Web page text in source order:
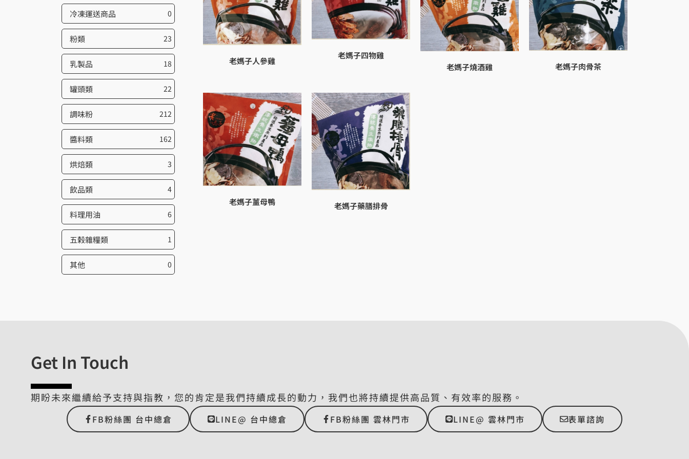
冷凍運送商品 0
粉類 23
乳製品 18
罐頭類 22
調味粉 212
醬料類 162
烘焙類 3
飲品類 4
料理用油 6
五榖雜糧類 1
其他 0
老媽子人參雞
老媽子四物雞
老媽子燒酒雞
老媽子肉骨茶
老媽子薑母鴨 老媽子藥膳排骨
Get In Touch
期盼未來繼續給予支持與指教，您的肯定是我們持續成長的動力，我們也將持續提供高品質、有效率的服務。
FB粉絲團 台中總倉 LINE@ 台中總倉 FB粉絲團 雲林門市 LINE@ 雲林門市 表單諮詢